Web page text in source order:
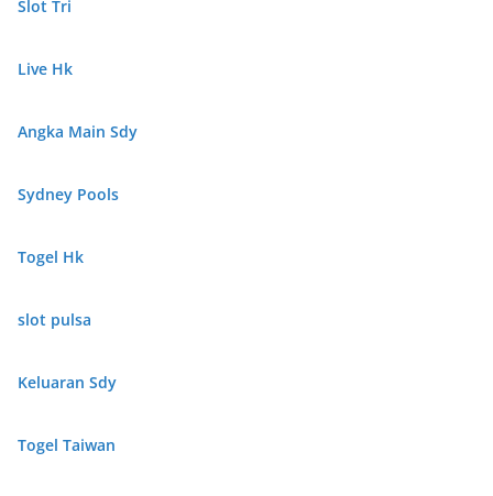
Slot Tri
Live Hk
Angka Main Sdy
Sydney Pools
Togel Hk
slot pulsa
Keluaran Sdy
Togel Taiwan